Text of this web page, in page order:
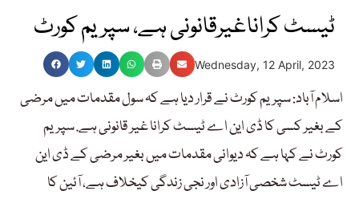
ٹیسٹ کراناغیرقانونی ہے، سپریم کورٹ
Wednesday, 12 April, 2023
اسلام آباد: سپریم کورٹ نے قرار دیا ہے کہ سول مقدمات میں مرضی
کے بغیر کسی کا ڈی این اے ٹیسٹ کرانا غیر قانونی ہے. سپریم
کورٹ نے کہا ہے کہ دیوانی مقدمات میں بغیر مرضی کے ڈی این
اے ٹیسٹ شخصی آزادی اور نجی زندگی کیخلاف ہے، آئین کا